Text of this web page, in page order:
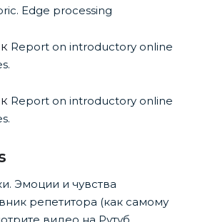
Edge processing
к Report on introductory online
к Report on introductory online
Эмоции и чувства
репетитора (как самому